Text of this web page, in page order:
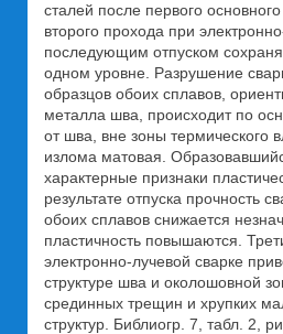
сталей после первого
второго прохода при
последующим отпуском
одном уровне. Разрушение
образцов обоих сплавов,
металла шва, происходит по
от шва, вне зоны термического
излома матовая.
характерные признаки
результате отпуска прочность
обоих сплавов снижается
пластичность повышаются.
электронно-лучевой сварке
структуре шва и околошовной
срединных трещин и хрупких
структур. Библиогр. 7, табл. 2,